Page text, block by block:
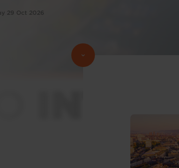
29 Oct 2026